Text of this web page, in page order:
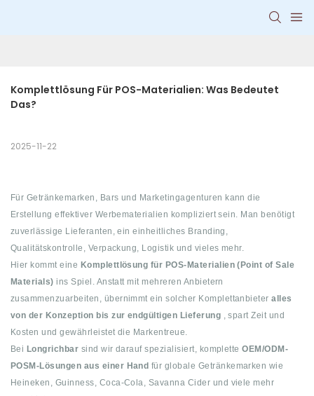
Komplettlösung Für POS-Materialien: Was Bedeutet
Das?
2025-11-22
Für Getränkemarken, Bars und Marketingagenturen kann die
Erstellung effektiver Werbematerialien kompliziert sein. Man benötigt
zuverlässige Lieferanten, ein einheitliches Branding,
Qualitätskontrolle, Verpackung, Logistik und vieles mehr.
Hier kommt eine Komplettlösung für POS-Materialien (Point of Sale
Materials) ins Spiel. Anstatt mit mehreren Anbietern
zusammenzuarbeiten, übernimmt ein solcher Komplettanbieteralles
von der Konzeption bis zur endgültigen Lieferung , spart Zeit und
Kosten und gewährleistet die Markentreue.
Bei Longrichbar sind wir darauf spezialisiert, kompletteOEM/ODM-
POSM-Lösungen aus einer Hand für globale Getränkemarken wie
Heineken, Guinness, Coca-Cola, Savanna Cider und viele mehr